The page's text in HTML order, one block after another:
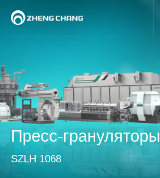
Пресс-грануляторы
SZLH 1068